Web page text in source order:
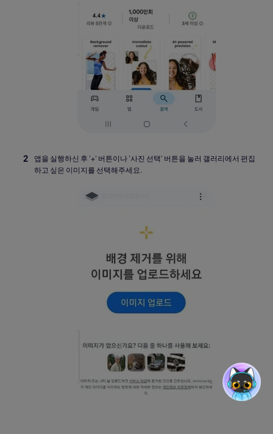
앱을 실행하신 후 '+' 버튼이나 '사진 선택' 버튼을 눌러 갤러리에서 편집
하고 싶은 이미지를 선택해주세요.